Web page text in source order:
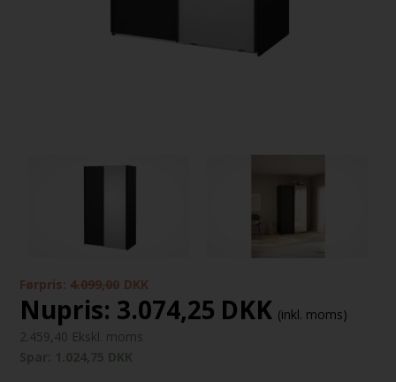
Førpris: 4.099,00 DKK
Nupris: 3.074,25 DKK (inkl. moms)
2.459,40 Ekskl. moms